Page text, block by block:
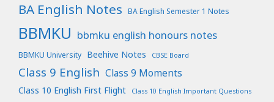
BA English Notes BA English Semester 1 Notes
BBMKU bbmku english honours notes
BBMKU University Beehive Notes CBSE Board
Class 9 English Class 9 Moments
Class 10 English First Flight Class 10 English Important Questions